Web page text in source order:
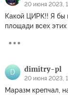
20 июня 2023,
Какой ЦИРК!! Я бы
площади всех
D dimitry-pl
20 июня 2023,
Маразм крепчал,